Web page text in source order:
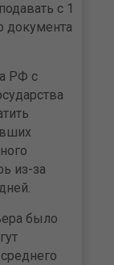
с 1
документа
РФ с
из-за
было